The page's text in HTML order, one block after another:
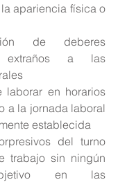
apariencia física o
de deberes
extraños a las
laborar en horarios
a la jornada laboral
establecida
del turno
trabajo sin ningún
en las